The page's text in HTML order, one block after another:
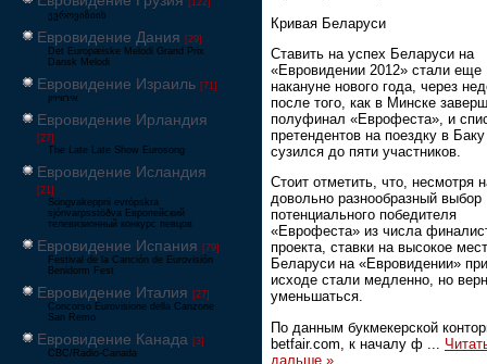
[122]
ევროვიზიის
Евровидение Дания [29]
Det Europæiske Melodi Grand Prix
Dansk Melodi
Евровидение Израиль [71]
‏אירוויזיון
Евровидение Ирландия
[27]
The Late Late Show Eurosong
Евровидение Исландия
[21]
Söngvakeppni evrópskra
sjónvarpsstöðva Европейский
телевизионный конкурс певцов
Евровидение Испания [79]
Festival de la Canción de Eurovisión
Benidorm Fest
Евровидение Италия [27]
Concorso Eurovisione della Canzone
San Remo
Евровидение Канада [3]
CBC/Radio-Canada
Кривая Беларуси
Ставить на успех Беларуси на
«Евровидении 2012» стали еще
накануне нового года, через
после того, как в Минске
полуфинал «Еврофеста», и
претендентов на поездку в Баку
сузился до пяти участников.
Стоит отметить, что, несмотря
довольно разнообразный выбор
потенциального победителя
«Еврофеста» из числа
проекта, ставки на высокое
Беларуси на «Евровидении»
исходе стали медленно, но
уменьшаться.
По данным букмекерской
betfair.com, к началу ф
дальше »